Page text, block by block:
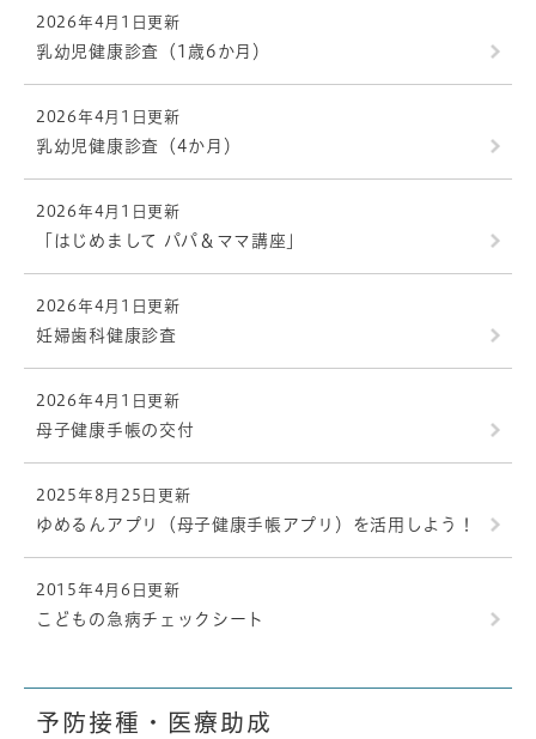
2026年4月1日更新
乳幼児健康診査（1歳6か月）
2026年4月1日更新
乳幼児健康診査（4か月）
2026年4月1日更新
「はじめまして パパ＆ママ講座」
2026年4月1日更新
妊婦歯科健康診査
2026年4月1日更新
母子健康手帳の交付
2025年8月25日更新
ゆめるんアプリ（母子健康手帳アプリ）を活用しよう！
2015年4月6日更新
こどもの急病チェックシート
予防接種・医療助成